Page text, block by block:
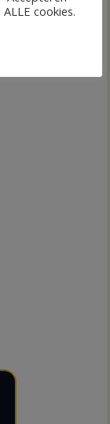
cookies.